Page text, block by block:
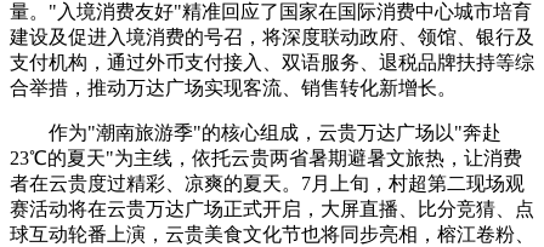
量。"入境消费友好"精准回应了国家在国际消费中心城市培育
建设及促进入境消费的号召，将深度联动政府、领馆、银行及
支付机构，通过外币支付接入、双语服务、退税品牌扶持等综
合举措，推动万达广场实现客流、销售转化新增长。
作为"潮南旅游季"的核心组成，云贵万达广场以"奔赴
23℃的夏天"为主线，依托云贵两省暑期避暑文旅热，让消费
者在云贵度过精彩、凉爽的夏天。7月上旬，村超第二现场观
赛活动将在云贵万达广场正式开启，大屏直播、比分竞猜、点
球互动轮番上演，云贵美食文化节也将同步亮相，榕江卷粉、